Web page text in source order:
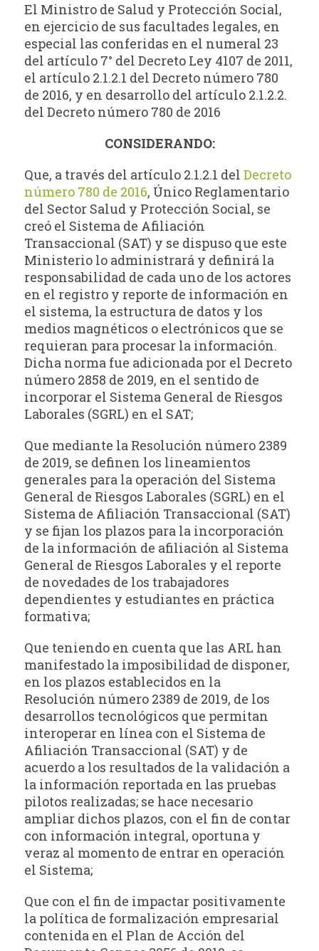
El Ministro de Salud y Protección Social,
en ejercicio de sus facultades legales, en
especial las conferidas en el numeral 23
del artículo 7° del Decreto Ley 4107 de 2011,
el artículo 2.1.2.1 del Decreto número 780
de 2016, y en desarrollo del artículo 2.1.2.2.
del Decreto número 780 de 2016
CONSIDERANDO:
Que, a través del artículo 2.1.2.1 delDecreto
número 780 de 2016, Único Reglamentario
del Sector Salud y Protección Social, se
creó el Sistema de Afiliación
Transaccional (SAT) y se dispuso que este
Ministerio lo administrará y definirá la
responsabilidad de cada uno de los actores
en el registro y reporte de información en
el sistema, la estructura de datos y los
medios magnéticos o electrónicos que se
requieran para procesar la información.
Dicha norma fue adicionada por el Decreto
número 2858 de 2019, en el sentido de
incorporar el Sistema General de Riesgos
Laborales (SGRL) en el SAT;
Que mediante la Resolución número 2389
de 2019, se definen los lineamientos
generales para la operación del Sistema
General de Riesgos Laborales (SGRL) en el
Sistema de Afiliación Transaccional (SAT)
y se fijan los plazos para la incorporación
de la información de afiliación al Sistema
General de Riesgos Laborales y el reporte
de novedades de los trabajadores
dependientes y estudiantes en práctica
formativa;
Que teniendo en cuenta que las ARL han
manifestado la imposibilidad de disponer,
en los plazos establecidos en la
Resolución número 2389 de 2019, de los
desarrollos tecnológicos que permitan
interoperar en línea con el Sistema de
Afiliación Transaccional (SAT) y de
acuerdo a los resultados de la validación a
la información reportada en las pruebas
pilotos realizadas; se hace necesario
ampliar dichos plazos, con el fin de contar
con información integral, oportuna y
veraz al momento de entrar en operación
el Sistema;
Que con el fin de impactar positivamente
la política de formalización empresarial
contenida en el Plan de Acción del